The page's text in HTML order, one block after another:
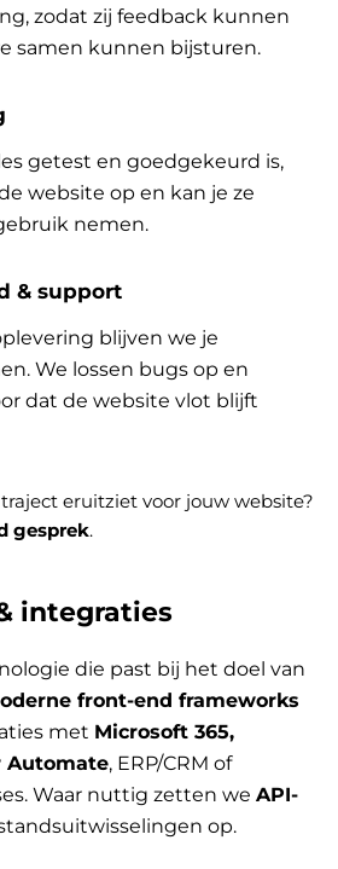
zodat zij feedback kunnen
samen kunnen bijsturen.
getest en goedgekeurd is,
website op en kan je ze
nemen.
& support
blijven we je
We lossen bugs op en
dat de website vlot blijft
eruitziet voor jouw website?
gesprek.
integraties
die past bij het doel van
front-end frameworks
met Microsoft 365,
Automate, ERP/CRM of
Waar nuttig zetten we API-
op.